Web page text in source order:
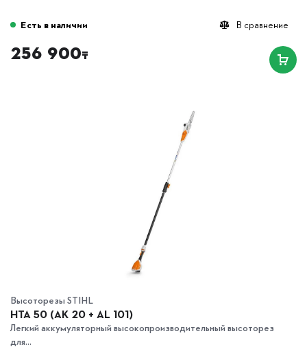
В сравнение
Есть в наличии
256 900₸
Высоторезы STIHL
HTA 50 (AK 20 + AL 101)
Легкий аккумуляторный высокопроизводительный высоторез
для...